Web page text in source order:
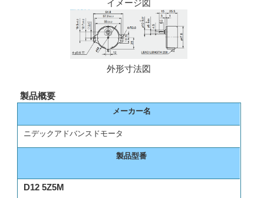
イメージ図
外形寸法図
製品概要
メーカー名
ニデックアドバンスドモータ
製品型番
D12 5Z5M